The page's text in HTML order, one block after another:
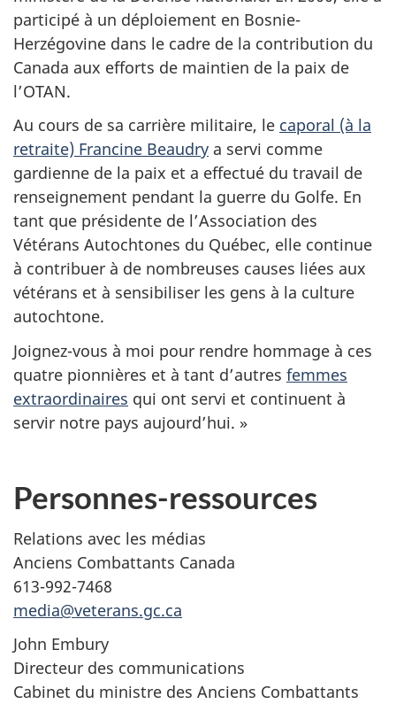
participé à un déploiement en Bosnie-
Herzégovine dans le cadre de la contribution du
Canada aux efforts de maintien de la paix de
l’OTAN.
Au cours de sa carrière militaire, le caporal (à la
retraite) Francine Beaudry a servi comme
gardienne de la paix et a effectué du travail de
renseignement pendant la guerre du Golfe. En
tant que présidente de l’Association des
Vétérans Autochtones du Québec, elle continue
à contribuer à de nombreuses causes liées aux
vétérans et à sensibiliser les gens à la culture
autochtone.
Joignez-vous à moi pour rendre hommage à ces
quatre pionnières et à tant d’autres femmes
extraordinaires qui ont servi et continuent à
servir notre pays aujourd’hui. »
Personnes-ressources
Relations avec les médias
Anciens Combattants Canada
613-992-7468
media@veterans.gc.ca
John Embury
Directeur des communications
Cabinet du ministre des Anciens Combattants